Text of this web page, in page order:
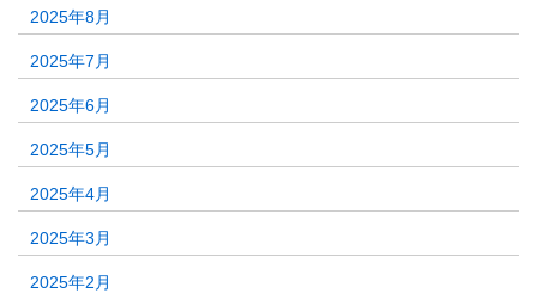
2025年8月
2025年7月
2025年6月
2025年5月
2025年4月
2025年3月
2025年2月